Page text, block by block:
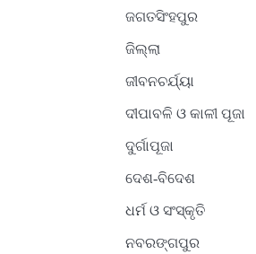
ଜଗତସିଂହପୁର
ଜିଲ୍ଲା
ଜୀବନଚର୍ଯ୍ୟା
ଦୀପାବଳି ଓ କାଳୀ ପୂଜା
ଦୁର୍ଗାପୂଜା
ଦେଶ-ବିଦେଶ
ଧର୍ମ ଓ ସଂସ୍କୃତି
ନବରଙ୍ଗପୁର